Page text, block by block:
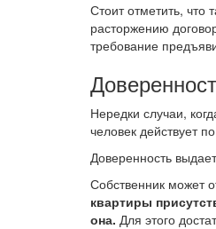
Стоит отметить,
расторжению
требование
Нередки случаи,
человек действует
Доверенность
Собственник может
квартиры
она. Для этого